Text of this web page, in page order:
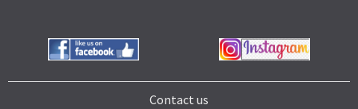
Contact us